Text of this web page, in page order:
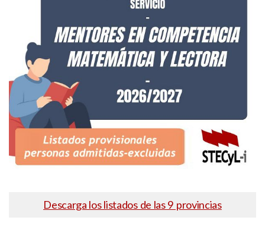
Descarga los listados de las 9 provincias